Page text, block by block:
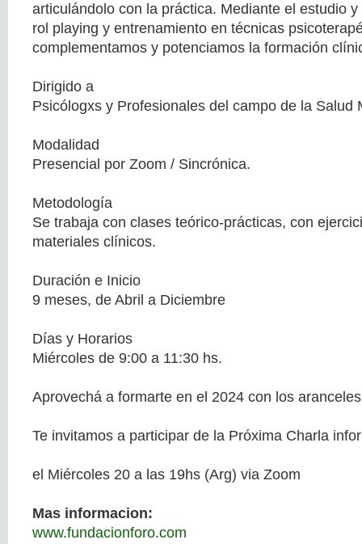
articulándolo con la práctica. Mediante el estudio
rol playing y entrenamiento en técnicas
complementamos y potenciamos la formación
Dirigido a
Psicólogxs y Profesionales del campo de la Salud
Modalidad
Presencial por Zoom / Sincrónica.
Metodología
Se trabaja con clases teórico-prácticas, con
materiales clínicos.
Duración e Inicio
9 meses, de Abril a Diciembre
Días y Horarios
Miércoles de 9:00 a 11:30 hs.
Aprovechá a formarte en el 2024 con los
Te invitamos a participar de la Próxima Charla
el Miércoles 20 a las 19hs (Arg) via Zoom
Mas informacion:
www.fundacionforo.com